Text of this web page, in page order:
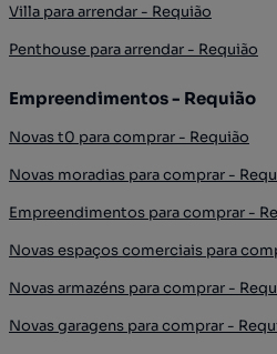
Villa para arrendar - Requião
Penthouse para arrendar - Requião
Empreendimentos - Requião
Novas t0 para comprar - Requião
Novas moradias para comprar -
Empreendimentos para comprar -
Novas espaços comerciais para
Novas armazéns para comprar -
Novas garagens para comprar -